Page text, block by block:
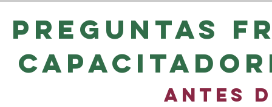
Preguntas
Antes